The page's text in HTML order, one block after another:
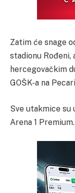
Zatim će snage
stadionu Rođeni,
hercegovačkim
GOŠK-a na
Sve utakmice su
Arena 1 Premium.